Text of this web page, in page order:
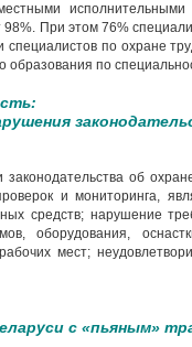
исполнительными
98%. При этом 76%
по охране
образования по
об
и мониторинга,
средств; нарушение
оборудования,
мест;
с «пьяным»